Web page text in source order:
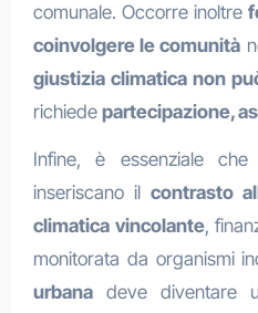
comunale. Occorre inoltre
coinvolgere le comunità
giustizia climatica non
richiede partecipazione,
Infine, è essenziale
inseriscano il contrasto
climatica vincolante,
monitorata da organismi
urbanadeve diventare